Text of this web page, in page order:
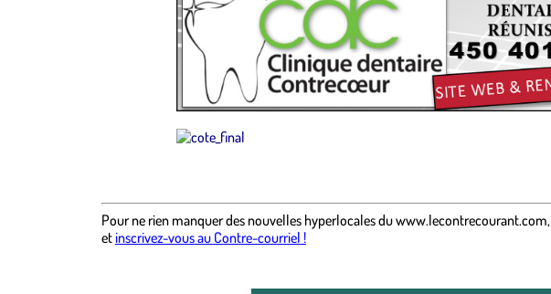
Pour ne rien manquer des nouvelles hyperlocalesduwww.lecontrecourant.com,
etinscrivez-vous au Contre-courriel !